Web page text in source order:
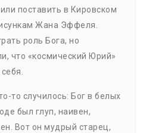
поставить в Кировском
Жана Эффеля.
роль Бога, но
что «космический Юрий»
то случилось: Бог в белых
был глуп, наивен,
Вот он мудрый старец,